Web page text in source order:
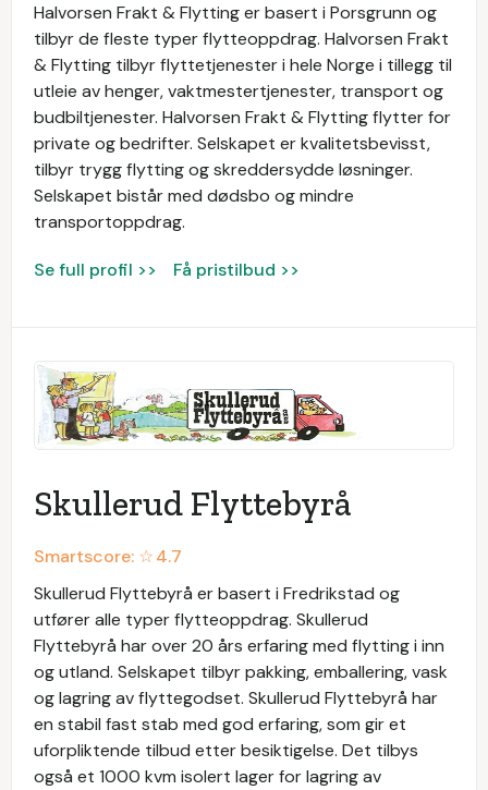
Halvorsen Frakt & Flytting er basert i Porsgrunn og
tilbyr de fleste typer flytteoppdrag. Halvorsen Frakt
& Flytting tilbyr flyttetjenester i hele Norge i tillegg til
utleie av henger, vaktmestertjenester, transport og
budbiltjenester. Halvorsen Frakt & Flytting flytter for
private og bedrifter. Selskapet er kvalitetsbevisst,
tilbyr trygg flytting og skreddersydde løsninger.
Selskapet bistår med dødsbo og mindre
transportoppdrag.
Se full profil >> Få pristilbud >>
Skullerud Flyttebyrå
Smartscore: ☆4.7
Skullerud Flyttebyrå er basert i Fredrikstad og
utfører alle typer flytteoppdrag. Skullerud
Flyttebyrå har over 20 års erfaring med flytting i inn
og utland. Selskapet tilbyr pakking, emballering, vask
og lagring av flyttegodset. Skullerud Flyttebyrå har
en stabil fast stab med god erfaring, som gir et
uforpliktende tilbud etter besiktigelse. Det tilbys
også et 1000 kvm isolert lager for lagring av